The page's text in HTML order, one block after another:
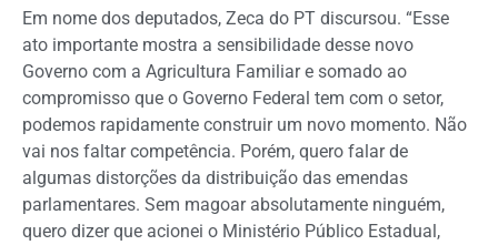
Em nome dos deputados, Zeca do PT discursou. “Esse
ato importante mostra a sensibilidade desse novo
Governo com a Agricultura Familiar e somado ao
compromisso que o Governo Federal tem com o setor,
podemos rapidamente construir um novo momento. Não
vai nos faltar competência. Porém, quero falar de
algumas distorções da distribuição das emendas
parlamentares. Sem magoar absolutamente ninguém,
quero dizer que acionei o Ministério Público Estadual,